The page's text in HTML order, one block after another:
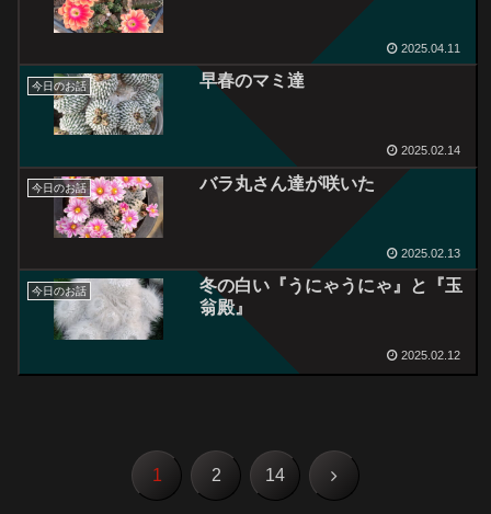
2025.04.11
今日のお話 早春のマミ達
2025.02.14
今日のお話 バラ丸さん達が咲いた
2025.02.13
今日のお話
冬の白い『うにゃうにゃ』と『玉
翁殿』
2025.02.12
1 2 14 次